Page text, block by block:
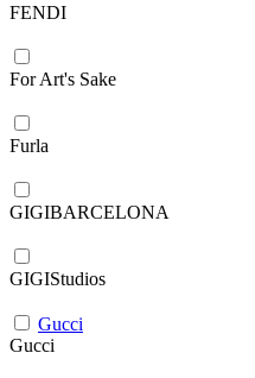
FENDI
For Art's Sake
Furla
GIGIBARCELONA
GIGIStudios
Gucci
Gucci